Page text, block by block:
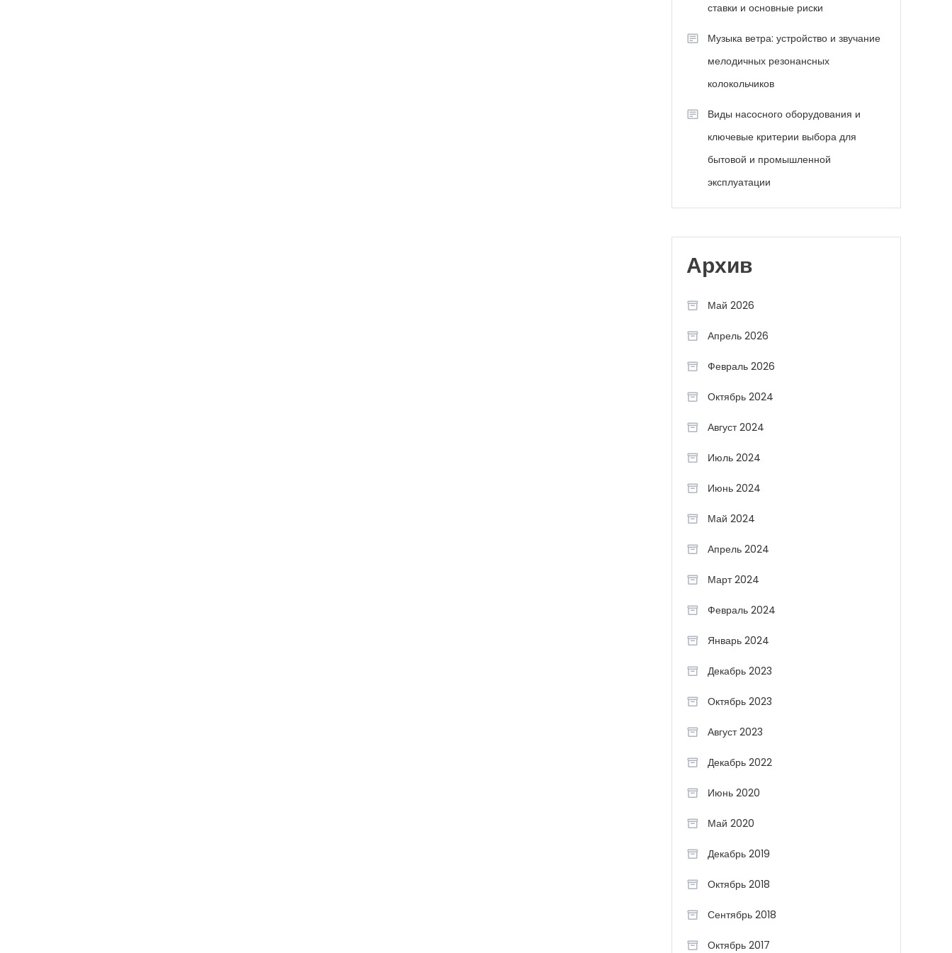
ставки и основные риски
Музыка ветра: устройство и звучание
мелодичных резонансных
колокольчиков
Виды насосного оборудования и
ключевые критерии выбора для
бытовой и промышленной
эксплуатации
Архив
Май 2026
Апрель 2026
Февраль 2026
Октябрь 2024
Август 2024
Июль 2024
Июнь 2024
Май 2024
Апрель 2024
Март 2024
Февраль 2024
Январь 2024
Декабрь 2023
Октябрь 2023
Август 2023
Декабрь 2022
Июнь 2020
Май 2020
Декабрь 2019
Октябрь 2018
Сентябрь 2018
Октябрь 2017